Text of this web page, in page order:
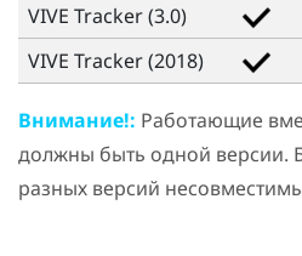
VIVE Tracker (3.0)
VIVE Tracker (2018)
Внимание!: Работающие
должны быть одной версии.
разных версий